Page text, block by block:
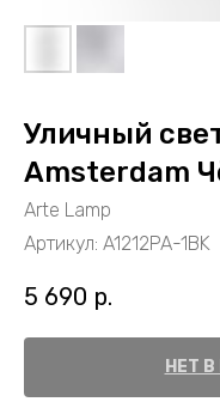
Уличный
Amsterdam
Arte Lamp
Артикул: A1212PA-1BK
5 690 р.
НЕТ